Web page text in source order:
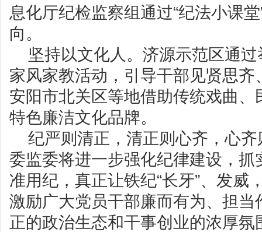
息化厅纪检监察组通过“纪法小课
向。
坚持以文化人。济源示范区通
家风家教活动，引导干部见贤思
安阳市北关区等地借助传统戏曲
特色廉洁文化品牌。
纪严则清正，清正则心齐，心
委监委将进一步强化纪律建设，
准用纪，真正让铁纪“长牙”、发威
激励广大党员干部廉而有为、担
正的政治生态和干事创业的浓厚